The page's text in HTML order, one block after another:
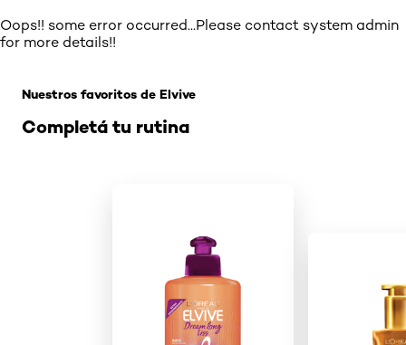
Oops!! some error occurred...Please contact system admin
for more details!!
Completá tu rutina
Nuestros favoritos de Elvive